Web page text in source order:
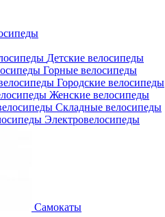
Детские велосипеды
Горные велосипеды
Городские велосипеды
Женские велосипеды
Складные велосипеды
Электровелосипеды
Самокаты